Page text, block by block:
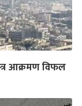
आक्रमण विफल